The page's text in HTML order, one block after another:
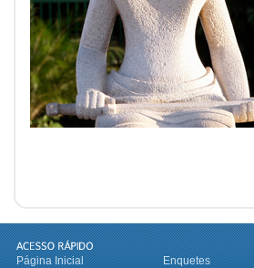
Página Inicial Enquetes